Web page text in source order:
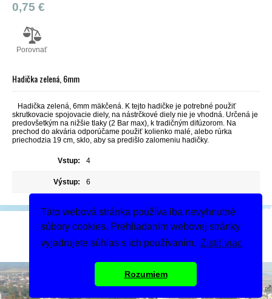
Táto webová stránka používa iba nevyhnutné
súbory cookies. Prehliadaním webovej stránky
vyjadrujete súhlas s ich používaním. Zistiť viac
Rozumiem
0,75 €
Porovnať
Hadička zelená, 6mm
Hadička zelená, 6mm mäkčená. K tejto hadičke je potrebné použiť
skrutkovacie spojovacie diely, na nástrčkové diely nie je vhodná. Určená je
predovšetkým na nižšie tlaky (2 Bar max), k tradičným difúzorom. Na
prechod do akvária odporúčame použiť kolienko malé, alebo rúrka
priechodzia 19 cm, sklo, aby sa predišlo zalomeniu hadičky.
Vstup: 4
Výstup: 6
Podeľte sa
Dodanie tovaru
Copyright 2019 - 2026 © MIGASS Tvorba webshopu - Atomer.sk